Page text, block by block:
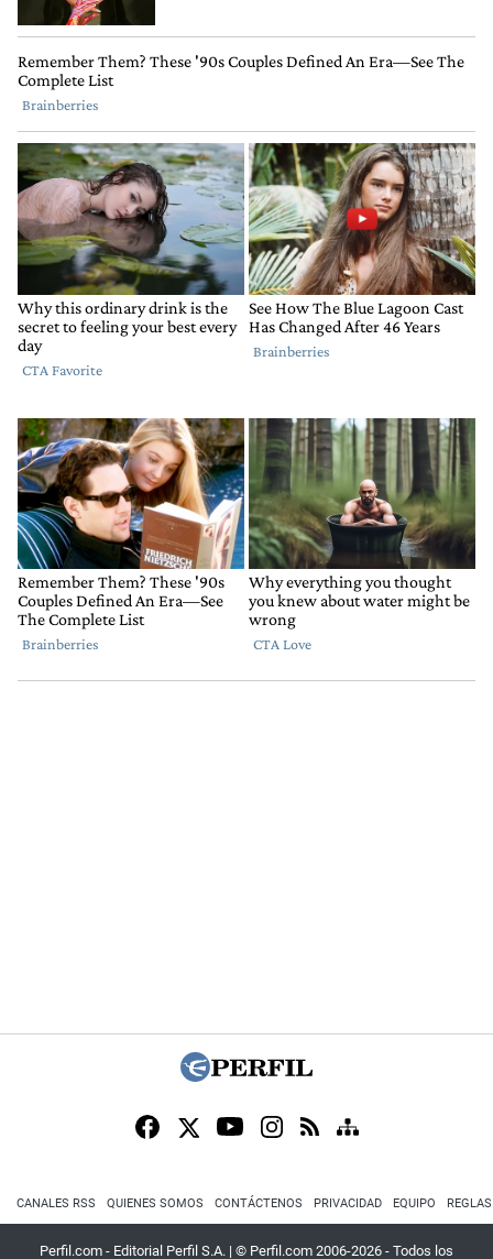
CANALES RSS QUIENES SOMOS CONTÁCTENOS PRIVACIDAD EQUIPO
Perfil.com - Editorial Perfil S.A. | © Perfil.com 2006-2026 - Todos los